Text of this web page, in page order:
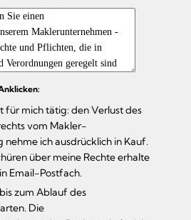
für mich tätig: den Verlust des
vom Makler-
ich ausdrücklich in Kauf.
über meine Rechte erhalte
Email-Postfach.
zum Ablauf des
Die